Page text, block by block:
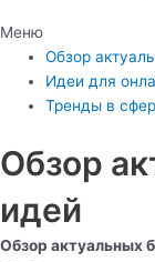
Меню
Обзор
Идеи для
Тренды в
Обзор
идей
Обзор актуальных